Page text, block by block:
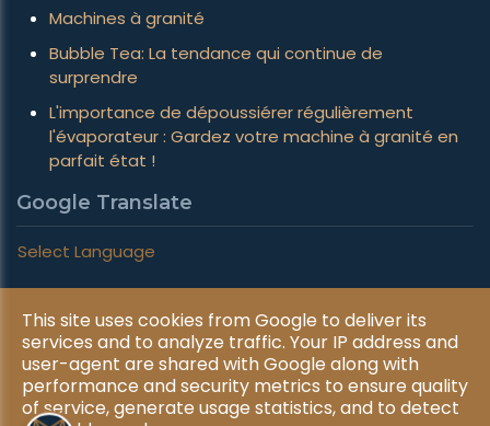
Machines à granité
Bubble Tea: La tendance qui continue de
surprendre
L'importance de dépoussiérer régulièrement
l'évaporateur : Gardez votre machine à granité en
parfait état !
Google Translate
Select Language
Copyright © 2026 Foxy Frozen Dreams. All rights reserved.
Privacy & Cookies| UP-TO-DATE WebDesign
This site uses cookies from Google to deliver its
services and to analyze traffic. Your IP address and
user-agent are shared with Google along with
performance and security metrics to ensure quality
of service, generate usage statistics, and to detect